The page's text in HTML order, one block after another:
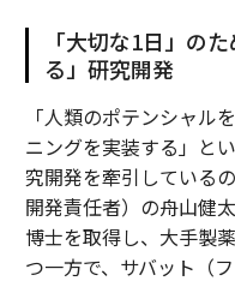
「大切な1日」の
る」研究開発
「人類のポテンシャル
ニングを実装する」と
究開発を牽引している
開発責任者）の舟山健
博士を取得し、大手製
つ一方で、サバット（